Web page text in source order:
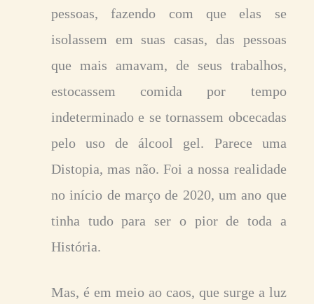
pessoas, fazendo com que elas se
isolassem em suas casas, das pessoas
que mais amavam, de seus trabalhos,
estocassem comida por tempo
indeterminado e se tornassem obcecadas
pelo uso de álcool gel. Parece uma
Distopia, mas não. Foi a nossa realidade
no início de março de 2020, um ano que
tinha tudo para ser o pior de toda a
História.
Mas, é em meio ao caos, que surge a luz